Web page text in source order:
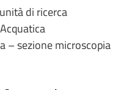
di ricerca
– sezione microscopia